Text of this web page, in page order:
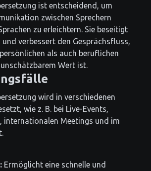
ist entscheidend, um
zwischen Sprechern
zu erleichtern. Sie beseitigt
verbessert den Gesprächsfluss,
als auch beruflichen
Wert ist.
wird in verschiedenen
wie z. B. bei Live-Events,
internationalen Meetings und im
Ermöglicht eine schnelle und